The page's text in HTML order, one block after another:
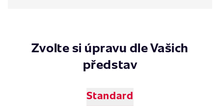
Zvolte si úpravu dle Vašich
představ
Standard